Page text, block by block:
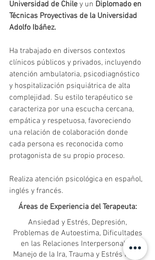
Universidad de Chile y un Diplomado en
Técnicas Proyectivas de la Universidad
Adolfo Ibáñez.
Ha trabajado en diversos contextos
clínicos públicos y privados, incluyendo
atención ambulatoria, psicodiagnóstico
y hospitalización psiquiátrica de alta
complejidad. Su estilo terapéutico se
caracteriza por una escucha cercana,
empática y respetuosa, favoreciendo
una relación de colaboración donde
cada persona es reconocida como
protagonista de su propio proceso.
Realiza atención psicológica en español,
inglés y francés.
Áreas de Experiencia del Terapeuta:
Ansiedad y Estrés, Depresión,
Problemas de Autoestima, Dificultades
en las Relaciones Interpersonales,
Manejo de la Ira, Trauma y Estrés Post-